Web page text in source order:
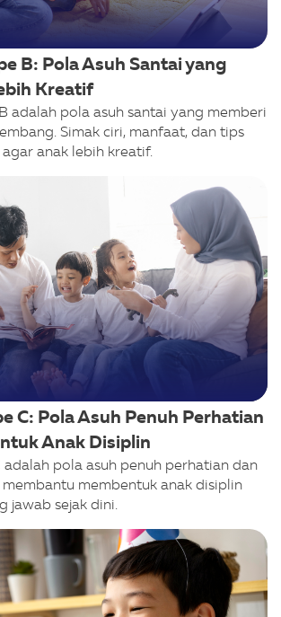
B: Pola Asuh Santai yang
Kreatif
adalah pola asuh santai yang memberi
Simak ciri, manfaat, dan tips
anak lebih kreatif.
C: Pola Asuh Penuh Perhatian
Anak Disiplin
pola asuh penuh perhatian dan
membentuk anak disiplin
jawab sejak dini.